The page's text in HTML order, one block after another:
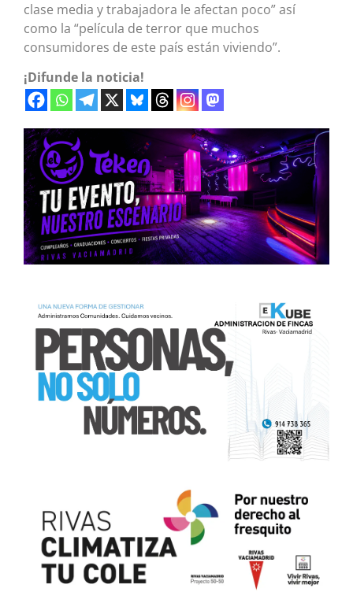
clase media y trabajadora le afectan poco” así
como la “película de terror que muchos
consumidores de este país están viviendo”.
¡Difunde la noticia!